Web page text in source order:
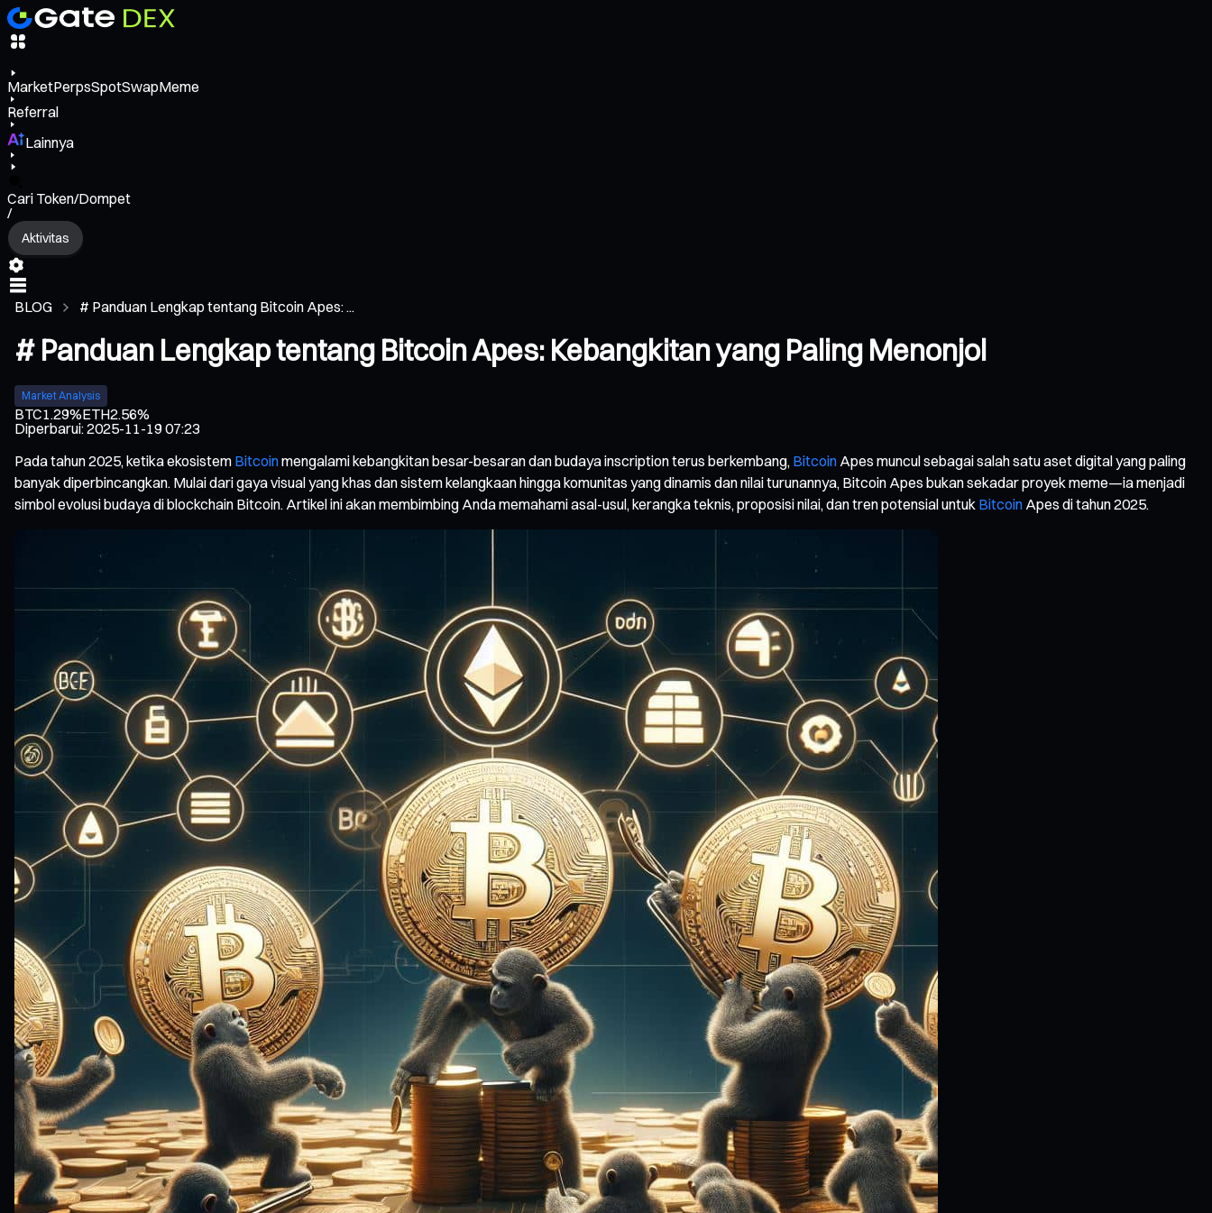
MarketPerpsSpotSwapMeme
Referral
Lainnya
Cari Token/Dompet
/
Aktivitas
BLOG # Panduan Lengkap tentang Bitcoin Apes: ...
# Panduan Lengkap tentang Bitcoin Apes: Kebangkitan yang Paling Menonjol
Market Analysis
BTC1.29%ETH2.56%
Diperbarui:2025-11-19 07:23
Pada tahun 2025, ketika ekosistem Bitcoinmengalami kebangkitan besar-besaran dan budaya inscription terus berkembang, Bitcoin Apes muncul sebagai salah satu aset digital yang paling
banyak diperbincangkan. Mulai dari gaya visual yang khas dan sistem kelangkaan hingga komunitas yang dinamis dan nilai turunannya, Bitcoin Apes bukan sekadar proyek meme—ia menjadi
simbol evolusi budaya di blockchain Bitcoin. Artikel ini akan membimbing Anda memahami asal-usul, kerangka teknis, proposisi nilai, dan tren potensial untuk Bitcoin Apes di tahun 2025.